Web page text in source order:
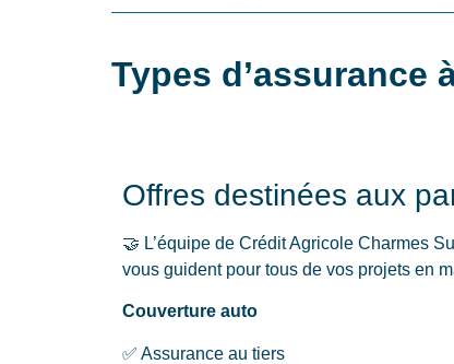
Types d’assurance
Offres destinées aux
🤝 L’équipe de Crédit Agricole Charmes
vous guident pour tous de vos projets en
Couverture auto
✅ Assurance au tiers